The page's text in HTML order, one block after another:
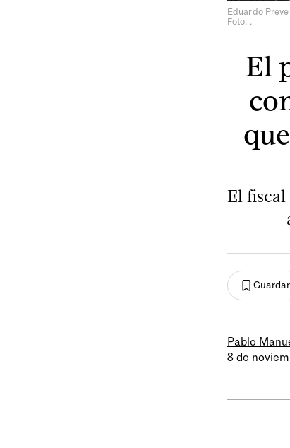
Eduardo
Foto: .
El
El
Guardar
Pablo
8 de